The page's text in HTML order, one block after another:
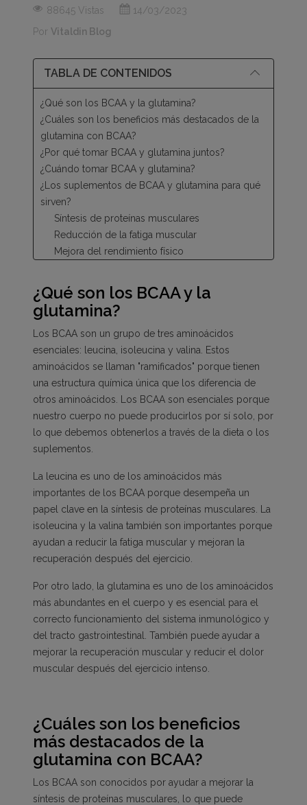
88645 Vistas
14/03/2023
Por Vitaldin Blog
TABLA DE CONTENIDOS
¿Qué son los BCAA y la glutamina?
¿Cuáles son los beneficios más destacados de la
glutamina con BCAA?
¿Por qué tomar BCAA y glutamina juntos?
¿Cuándo tomar BCAA y glutamina?
¿Los suplementos de BCAA y glutamina para qué
sirven?
Síntesis de proteínas musculares
Reducción de la fatiga muscular
Mejora del rendimiento físico
Sistema inmunológico
Salud gastrointestinal
¿Qué son los BCAA y la
glutamina?
Los BCAA son un grupo de tres aminoácidos
esenciales: leucina, isoleucina y valina. Estos
aminoácidos se llaman "ramificados" porque tienen
una estructura química única que los diferencia de
otros aminoácidos. Los BCAA son esenciales porque
nuestro cuerpo no puede producirlos por sí solo, por
lo que debemos obtenerlos a través de la dieta o los
suplementos.
La leucina es uno de los aminoácidos más
importantes de los BCAA porque desempeña un
papel clave en la síntesis de proteínas musculares. La
isoleucina y la valina también son importantes porque
ayudan a reducir la fatiga muscular y mejoran la
recuperación después del ejercicio.
Por otro lado, la glutamina es uno de los aminoácidos
más abundantes en el cuerpo y es esencial para el
correcto funcionamiento del sistema inmunológico y
del tracto gastrointestinal. También puede ayudar a
mejorar la recuperación muscular y reducir el dolor
muscular después del ejercicio intenso.
¿Cuáles son los beneficios
más destacados de la
glutamina con BCAA?
Los BCAA son conocidos por ayudar a mejorar la
síntesis de proteínas musculares, lo que puede